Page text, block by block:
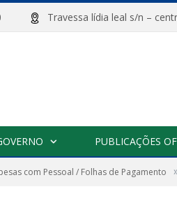
Travessa lídia leal s/n –
PUBLICAÇÕES
com Pessoal / Folhas de Pagamento